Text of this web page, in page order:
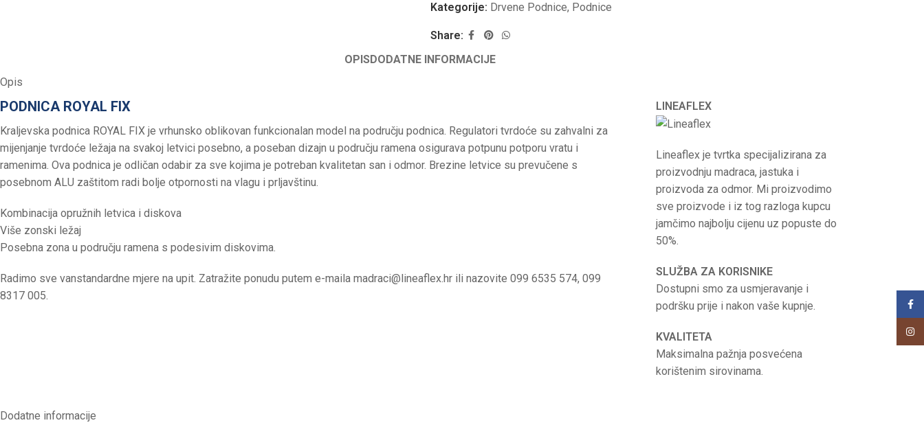
Kategorije: Drvene Podnice, Podnice
Share:
OPISDODATNE INFORMACIJE
Opis
PODNICA ROYAL FIX
Kraljevska podnica ROYAL FIX je vrhunsko oblikovan funkcionalan model na području podnica. Regulatori tvrdoće su zahvalni za
mijenjanje tvrdoće ležaja na svakoj letvici posebno, a poseban dizajn u području ramena osigurava potpunu potporu vratu i
ramenima. Ova podnica je odličan odabir za sve kojima je potreban kvalitetan san i odmor. Brezine letvice su prevučene s
posebnom ALU zaštitom radi bolje otpornosti na vlagu i prljavštinu.
Kombinacija opružnih letvica i diskova
Više zonski ležaj
Posebna zona u području ramena s podesivim diskovima.
Radimo sve vanstandardne mjere na upit. Zatražite ponudu putem e-maila madraci@lineaflex.hr ili nazovite 099 6535 574, 099
8317 005.
LINEAFLEX
Lineaflex je tvrtka specijalizirana za
proizvodnju madraca, jastuka i
proizvoda za odmor. Mi proizvodimo
sve proizvode i iz tog razloga kupcu
jamčimo najbolju cijenu uz popuste do
50%.
SLUŽBA ZA KORISNIKE
Dostupni smo za usmjeravanje i
podršku prije i nakon vaše kupnje.
KVALITETA
Maksimalna pažnja posvećena
korištenim sirovinama.
Dodatne informacije